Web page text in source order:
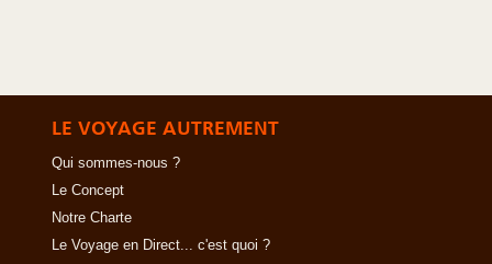
LE VOYAGE AUTREMENT
Qui sommes-nous ?
Le Concept
Notre Charte
Le Voyage en Direct... c'est quoi ?